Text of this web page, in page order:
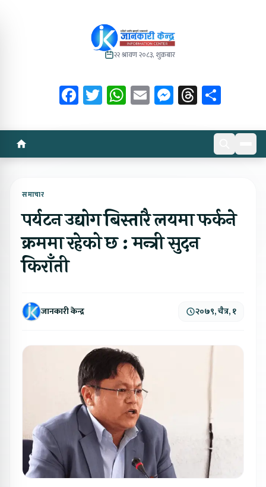
२२ श्रावण २०८३, शुक्रबार
Facebook
Twitter
WhatsApp
EmailMessenger
Threads
समाचार
पर्यटन उद्योग बिस्तारै लयमा फर्कने
क्रममा रहेको छ : मन्त्री सुदन
किराँती
जानकारी केन्द्र २०७९, चैत्र, १